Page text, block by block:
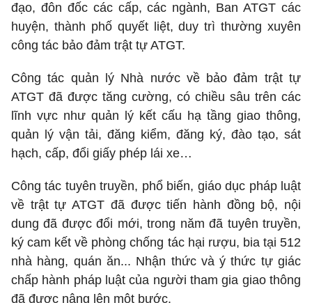
đạo, đôn đốc các cấp, các ngành, Ban ATGT các
huyện, thành phố quyết liệt, duy trì thường xuyên
công tác bảo đảm trật tự ATGT.
Công tác quản lý Nhà nước về bảo đảm trật tự
ATGT đã được tăng cường, có chiều sâu trên các
lĩnh vực như quản lý kết cấu hạ tầng giao thông,
quản lý vận tải, đăng kiểm, đăng ký, đào tạo, sát
hạch, cấp, đổi giấy phép lái xe…
Công tác tuyên truyền, phổ biến, giáo dục pháp luật
về trật tự ATGT đã được tiến hành đồng bộ, nội
dung đã được đổi mới, trong năm đã tuyên truyền,
ký cam kết về phòng chống tác hại rượu, bia tại 512
nhà hàng, quán ăn... Nhận thức và ý thức tự giác
chấp hành pháp luật của người tham gia giao thông
đã được nâng lên một bước.